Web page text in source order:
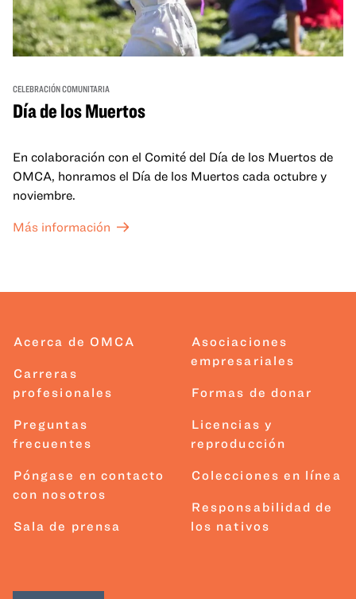
CELEBRACIÓN COMUNITARIA
Día de los Muertos
En colaboración con el Comité del Día de los Muertos de
OMCA, honramos el Día de los Muertos cada octubre y
noviembre.
Más información
Acerca de OMCA
Carreras
profesionales
Preguntas
frecuentes
Póngase en contacto
con nosotros
Sala de prensa
Asociaciones
empresariales
Formas de donar
Licencias y
reproducción
Colecciones en línea
Responsabilidad de
los nativos